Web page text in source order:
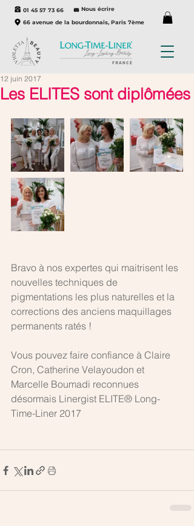
01 45 57 73 66 Nous écrire
66 avenue de la bourdonnais, Paris 7ème
Les ELITES sont diplômées
12 juin 2017
Bravo à nos expertes qui maitrisent les
nouvelles techniques de
pigmentations les plus naturelles et la
corrections des anciens maquillages
permanents ratés !
Vous pouvez faire confiance à Claire
Cron, Catherine Velayoudon et
Marcelle Boumadi reconnues
désormais Linergist ELITE® Long-
Time-Liner 2017